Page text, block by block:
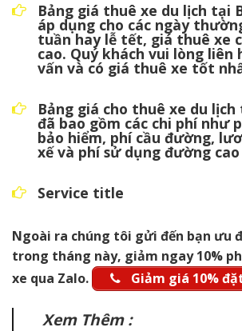
Bảng giá thuê xe du lịch tại
áp dụng cho các ngày
tuần hay lễ tết, giá thuê xe
cao. Quý khách vui lòng liên
vấn và có giá thuê xe tốt
Bảng giá cho thuê xe du
đã bao gồm các chi phí như
bảo hiểm, phí cầu đường,
xế và phí sử dụng đường
Service title
Ngoài ra chúng tôi gửi đến bạn ưu
trong tháng này, giảm ngay 10%
xe qua Zalo.
Giảm giá 10%
Xem Thêm :